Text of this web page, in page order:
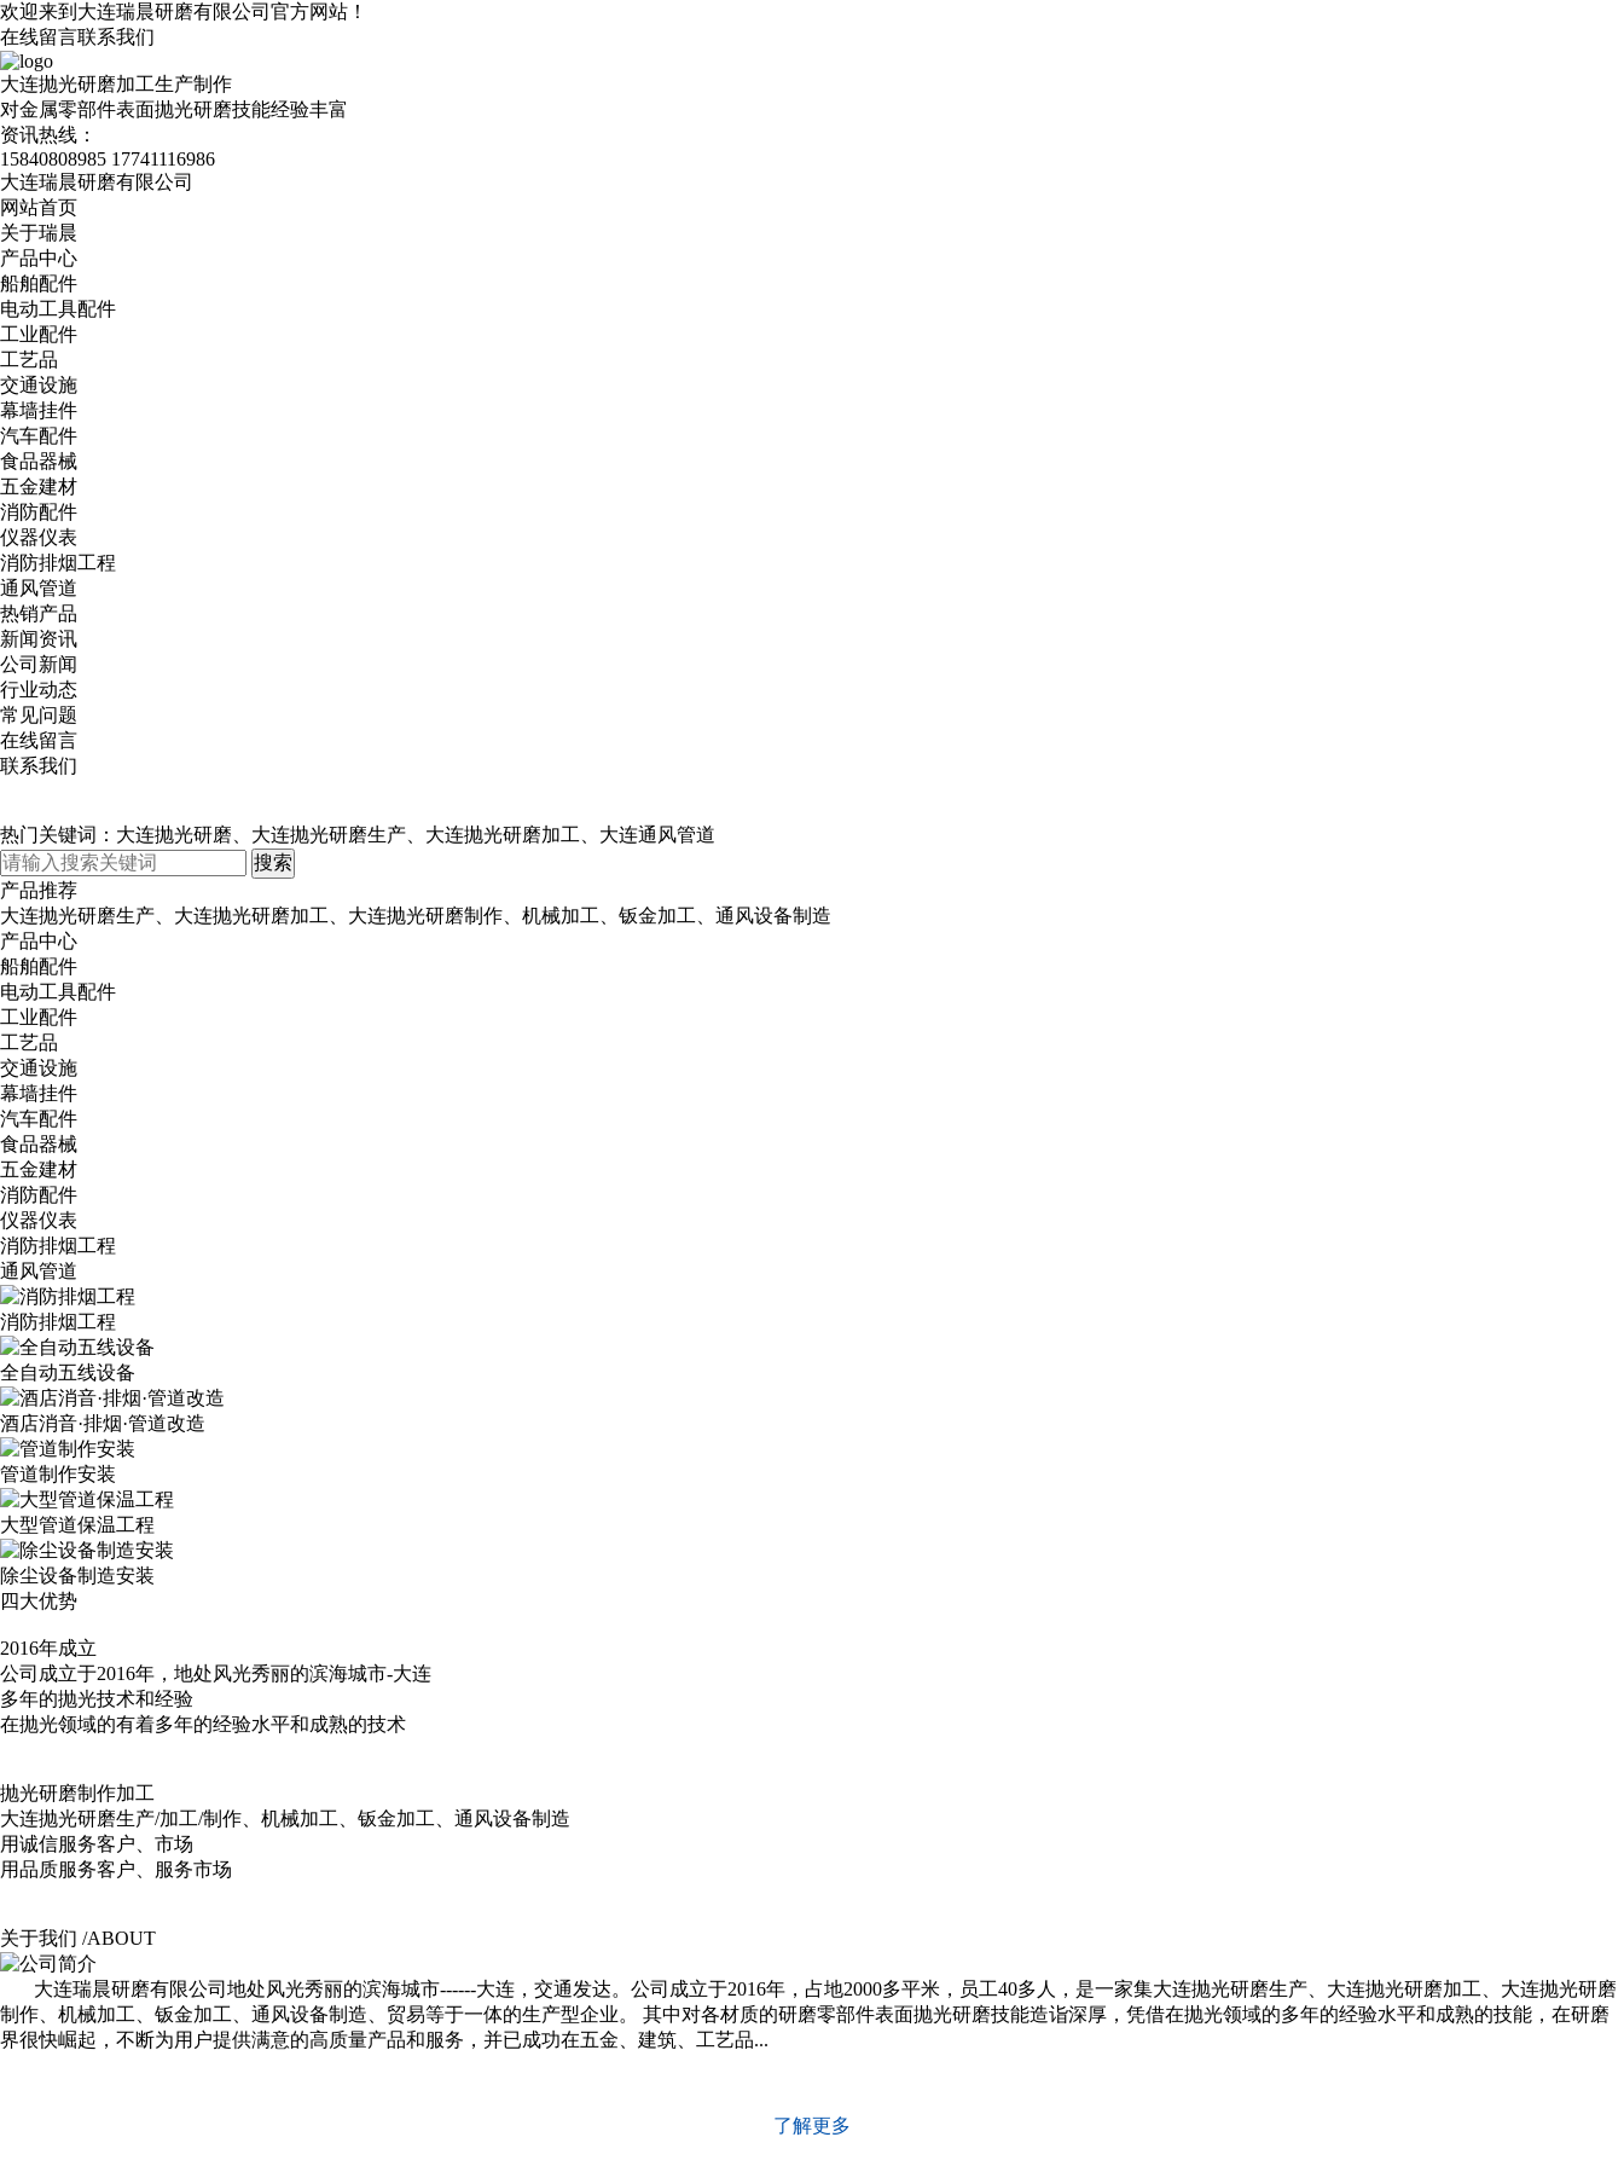
欢迎来到大连瑞晨研磨有限公司官方网站！
在线留言联系我们
大连抛光研磨加工生产制作
对金属零部件表面抛光研磨技能经验丰富
资讯热线：
15840808985 17741116986
大连瑞晨研磨有限公司
网站首页
关于瑞晨
产品中心
船舶配件
电动工具配件
工业配件
工艺品
交通设施
幕墙挂件
汽车配件
食品器械
五金建材
消防配件
仪器仪表
消防排烟工程
通风管道
热销产品
新闻资讯
公司新闻
行业动态
常见问题
在线留言
联系我们
热门关键词：大连抛光研磨、大连抛光研磨生产、大连抛光研磨加工、大连通风管道
产品推荐
大连抛光研磨生产、大连抛光研磨加工、大连抛光研磨制作、机械加工、钣金加工、通风设备制造
产品中心
船舶配件
电动工具配件
工业配件
工艺品
交通设施
幕墙挂件
汽车配件
食品器械
五金建材
消防配件
仪器仪表
消防排烟工程
通风管道
消防排烟工程
全自动五线设备
酒店消音·排烟·管道改造
管道制作安装
大型管道保温工程
除尘设备制造安装
四大优势
2016年成立
公司成立于2016年，地处风光秀丽的滨海城市-大连
多年的抛光技术和经验
在抛光领域的有着多年的经验水平和成熟的技术
抛光研磨制作加工
大连抛光研磨生产/加工/制作、机械加工、钣金加工、通风设备制造
用诚信服务客户、市场
用品质服务客户、服务市场
关于我们 /ABOUT
大连瑞晨研磨有限公司地处风光秀丽的滨海城市------大连，交通发达。公司成立于2016年，占地2000多平米，员工40多人，是一家集大连抛光研磨生产、大连抛光研磨加工、大连抛光研磨
制作、机械加工、钣金加工、通风设备制造、贸易等于一体的生产型企业。 其中对各材质的研磨零部件表面抛光研磨技能造诣深厚，凭借在抛光领域的多年的经验水平和成熟的技能，在研磨
界很快崛起，不断为用户提供满意的高质量产品和服务，并已成功在五金、建筑、工艺品...
了解更多